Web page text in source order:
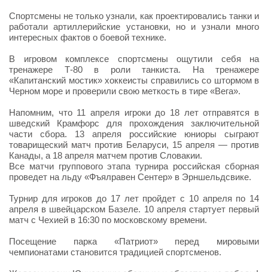
Спортсмены не только узнали, как проектировались танки и
работали артиллерийские установки, но и узнали много
интересных фактов о боевой технике.
В игровом комплексе спортсмены ощутили себя на
тренажере Т-80 в роли танкиста. На тренажере
«Капитанский мостик» хоккеисты справились со штормом в
Черном море и проверили свою меткость в тире «Вега».
Напомним, что 11 апреля игроки до 18 лет отправятся в
шведский Крамфорс для прохождения заключительной
части сбора. 13 апреля российские юниоры сыграют
товарищеский матч против Беларуси, 15 апреля — против
Канады, а 18 апреля матчем против Словакии.
Все матчи группового этапа турнира российская сборная
проведет на льду «Фъялравен Сентер» в Эрншельдсвике.
Турнир для игроков до 17 лет пройдет с 10 апреля по 14
апреля в швейцарском Базеле. 10 апреля стартует первый
матч с Чехией в 16:30 по московскому времени.
Посещение парка «Патриот» перед мировыми
чемпионатами становится традицией спортсменов.